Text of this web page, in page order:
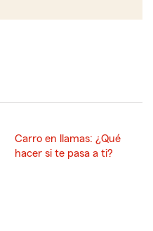
Carro en llamas: ¿Qué
hacer si te pasa a ti?